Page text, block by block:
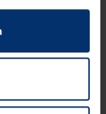
gesammelt
benötigen
Sie jederzeit